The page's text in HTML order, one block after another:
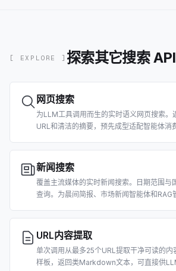
[ EXPLORE ] 探索其它搜索 API
网页搜索
为LLM工具调用而生的实时语义网页搜索。
URL和清洁的摘要，预先成型适配智能体消
新闻搜索
覆盖主流媒体的实时新闻搜索。日期范围与
查询。为晨间简报、市场新闻智能体和RAG
URL内容提取
单次调用从最多25个URL提取干净可读的内
样板，返回类Markdown文本，可直接供